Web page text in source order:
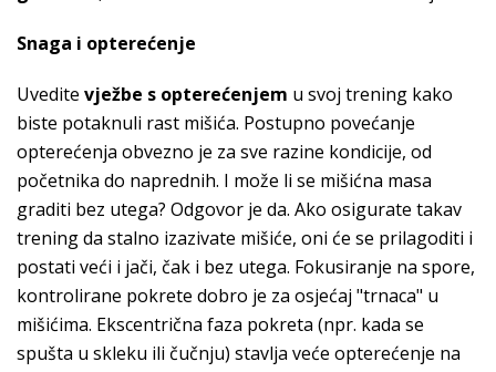
Snaga i opterećenje
Uvedite vježbe s opterećenjem u svoj trening kako
biste potaknuli rast mišića. Postupno povećanje
opterećenja obvezno je za sve razine kondicije, od
početnika do naprednih. I može li se mišićna masa
graditi bez utega? Odgovor je da. Ako osigurate takav
trening da stalno izazivate mišiće, oni će se prilagoditi i
postati veći i jači, čak i bez utega. Fokusiranje na spore,
kontrolirane pokrete dobro je za osjećaj "trnaca" u
mišićima. Ekscentrična faza pokreta (npr. kada se
spušta u skleku ili čučnju) stavlja veće opterećenje na